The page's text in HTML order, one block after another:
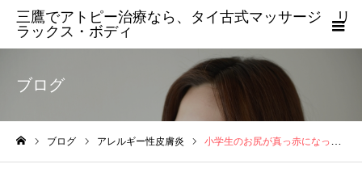
三鷹でアトピー治療なら、タイ古式マッサージ リ
ラックス・ボディ
ブログ
ブログ アレルギー性皮膚炎 小学生のお尻が真っ赤になった時は？硬い椅子